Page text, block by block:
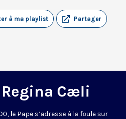
Partager
à ma playlist
Cæli
le Pape s’adresse à la foule sur